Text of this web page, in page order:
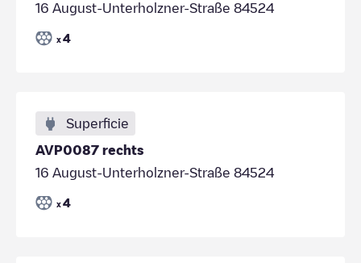
16 August-Unterholzner-Straße 84524
x 4
Superficie
AVP0087 rechts
16 August-Unterholzner-Straße 84524
x 4